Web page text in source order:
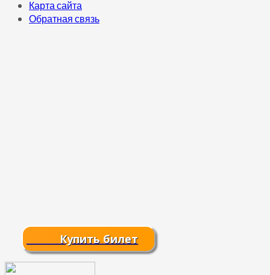
Карта сайта
Обратная связь
Купить билет